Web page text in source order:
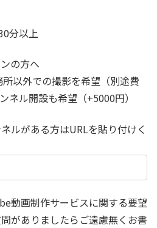
分以上
の方へ
所以外での撮影を希望（別途費
ネル開設も希望（+5000円）
ルがある方はURLを貼り付けく
動画制作サービスに関する要望
がありましたらご遠慮無くお書